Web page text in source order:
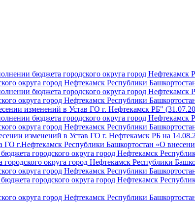
бюджета городского округа город Нефтекамск
округа город Нефтекамск Республики
бюджета городского округа город Нефтекамск
округа город Нефтекамск Республики
изменений в Устав ГО г. Нефтекамск РБ"
бюджета городского округа город Нефтекамск
округа город Нефтекамск Республики
изменений в Устав ГО г. Нефтекамск РБ на
г.Нефтекамск Республики Башкортостан «О
городского округа город Нефтекамск
округа город Нефтекамск Республики
округа город Нефтекамск Республики
городского округа город Нефтекамск
округа город Нефтекамск Республики